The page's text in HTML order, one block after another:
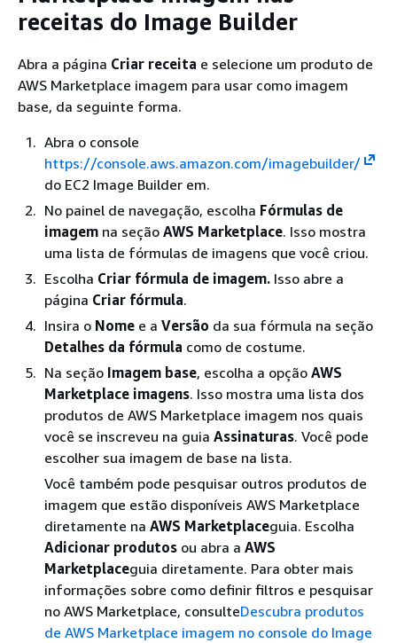
receitas do Image Builder
Abra a página Criar receita e selecione um produto de
AWS Marketplace imagem para usar como imagem
base, da seguinte forma.
Abra o console
https://console.aws.amazon.com/imagebuilder/
do EC2 Image Builder em.
No painel de navegação, escolha Fórmulas de
imagem na seção AWS Marketplace. Isso mostra
uma lista de fórmulas de imagens que você criou.
Escolha Criar fórmula de imagem. Isso abre a
página Criar fórmula.
Insira o Nome e a Versão da sua fórmula na seção
Detalhes da fórmula como de costume.
Na seção Imagem base, escolha a opção AWS
Marketplace imagens. Isso mostra uma lista dos
produtos de AWS Marketplace imagem nos quais
você se inscreveu na guia Assinaturas. Você pode
escolher sua imagem de base na lista.
Você também pode pesquisar outros produtos de
imagem que estão disponíveis AWS Marketplace
diretamente na AWS Marketplaceguia. Escolha
Adicionar produtos ou abra a AWS
Marketplaceguia diretamente. Para obter mais
informações sobre como definir filtros e pesquisar
no AWS Marketplace, consulteDescubra produtos
de AWS Marketplace imagem no console do Image